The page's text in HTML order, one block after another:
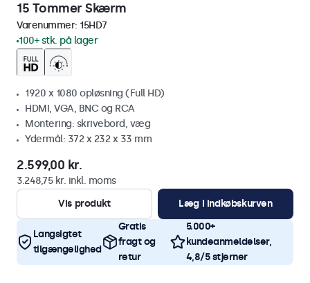
15 Tommer Skærm
Varenummer: 15HD7
100+ stk. på lager
1920 x 1080 opløsning (Full HD)
HDMI, VGA, BNC og RCA
Montering: skrivebord, væg
Ydermål: 372 x 232 x 33 mm
2.599,00 kr.
3.248,75 kr. inkl. moms
Vis produkt
Læg i indkøbskurven
Langsigtet
tilgængelighed
Gratis
fragt og
retur
5.000+
kundeanmeldelser,
4,8/5 stjerner